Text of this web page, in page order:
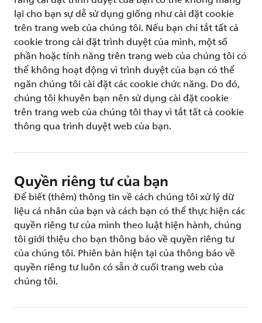
lại cho bạn sự dễ sử dụng giống như cài đặt cookie
trên trang web của chúng tôi. Nếu bạn chỉ tắt tất cả
cookie trong cài đặt trình duyệt của mình, một số
phần hoặc tính năng trên trang web của chúng tôi có
thể không hoạt động vì trình duyệt của bạn có thể
ngăn chúng tôi cài đặt các cookie chức năng. Do đó,
chúng tôi khuyên bạn nên sử dụng cài đặt cookie
trên trang web của chúng tôi thay vì tắt tất cả cookie
thông qua trình duyệt web của bạn.
Quyền riêng tư của bạn
Để biết (thêm) thông tin về cách chúng tôi xử lý dữ
liệu cá nhân của bạn và cách bạn có thể thực hiện các
quyền riêng tư của mình theo luật hiện hành, chúng
tôi giới thiệu cho bạn thông báo về quyền riêng tư
của chúng tôi. Phiên bản hiện tại của thông báo về
quyền riêng tư luôn có sẵn ở cuối trang web của
chúng tôi.